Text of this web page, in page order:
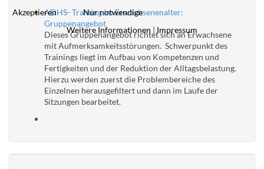
ADHS- Training im Erwachsenenalter:
Gruppenangebot
Dieses Gruppenangebot richtet sich an Erwachsene
mit Aufmerksamkeitsstörungen. Schwerpunkt des
Trainings liegt im Aufbau von Kompetenzen und
Fertigkeiten und der Reduktion der Alltagsbelastung.
Hierzu werden zuerst die Problembereiche des
Einzelnen herausgefiltert und dann im Laufe der
Sitzungen bearbeitet.
Akzeptieren
Nur notwendige
Weitere Informationen | Impressum